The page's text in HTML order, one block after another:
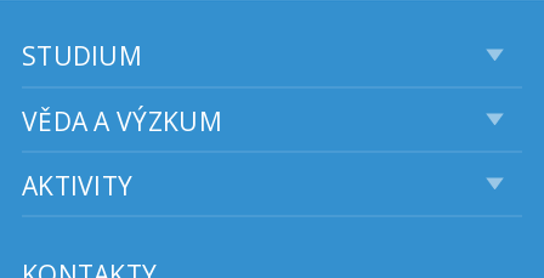
STUDIUM
VĚDA A VÝZKUM
AKTIVITY